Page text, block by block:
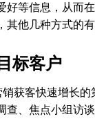
好等信息，从而
其他几种方式的
标客户
获客快速增长
查、焦点小组访